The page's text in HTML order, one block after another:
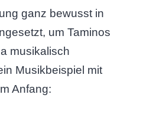
ganz bewusst in
um Taminos
musikalisch
Musikbeispiel mit
Anfang: